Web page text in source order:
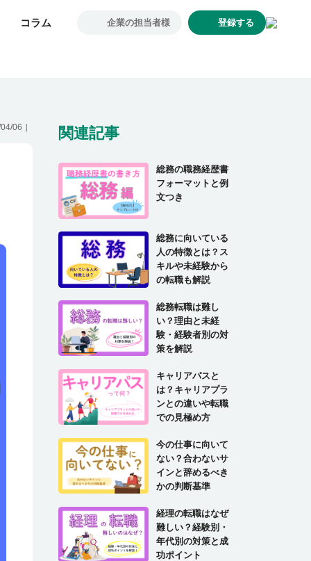
コラム 企業の担当者様 登録する
コラム 企業の担当者様 登録する
コラム
コンサルタント紹介
利用者の声
よくあるご質問
会社概要
転職のご相談・登録
企業の担当者様
06 ］ 関連記事
総務の職務経歴書
フォーマットと例
文つき
総務に向いている
人の特徴とは？ス
キルや未経験から
の転職も解説
総務転職は難し
い？理由と未経
験・経験者別の対
策を解説
キャリアパスと
は？キャリアプラ
ンとの違いや転職
での見極め方
今の仕事に向いて
ない？合わないサ
インと辞めるべき
かの判断基準
経理の転職はなぜ
難しい？経験別・
年代別の対策と成
功ポイント